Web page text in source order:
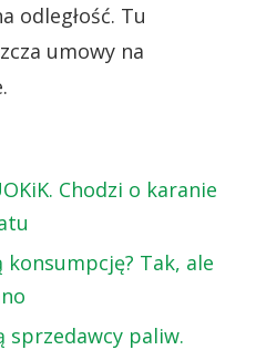
odległość. Tu
umowy na
Chodzi o karanie
konsumpcję? Tak, ale
sprzedawcy paliw.